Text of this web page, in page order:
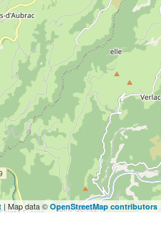
| Map data © OpenStreetMap contributors